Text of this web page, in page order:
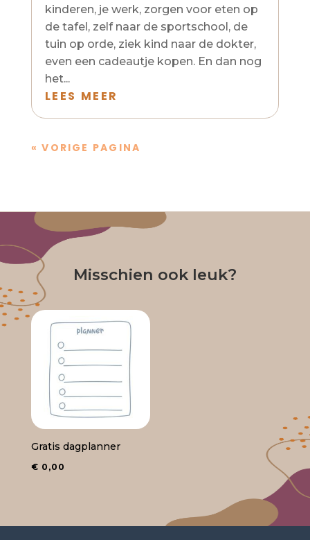
kinderen, je werk, zorgen voor eten op
de tafel, zelf naar de sportschool, de
tuin op orde, ziek kind naar de dokter,
even een cadeautje kopen. En dan nog
het...
LEES MEER
« VORIGE PAGINA
Misschien ook leuk?
Gratis dagplanner
€ 0,00